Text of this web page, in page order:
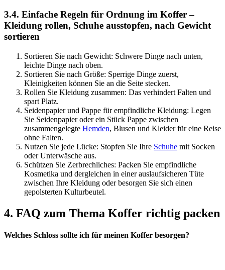
3.4. Einfache Regeln für Ordnung im Koffer –
Kleidung rollen, Schuhe ausstopfen, nach Gewicht
sortieren
Sortieren Sie nach Gewicht: Schwere Dinge nach unten,
leichte Dinge nach oben.
Sortieren Sie nach Größe: Sperrige Dinge zuerst,
Kleinigkeiten können Sie an die Seite stecken.
Rollen Sie Kleidung zusammen: Das verhindert Falten und
spart Platz.
Seidenpapier und Pappe für empfindliche Kleidung: Legen
Sie Seidenpapier oder ein Stück Pappe zwischen
zusammengelegte Hemden, Blusen und Kleider für eine Reise
ohne Falten.
Nutzen Sie jede Lücke: Stopfen Sie Ihre Schuhe mit Socken
oder Unterwäsche aus.
Schützen Sie Zerbrechliches: Packen Sie empfindliche
Kosmetika und dergleichen in einer auslaufsicheren Tüte
zwischen Ihre Kleidung oder besorgen Sie sich einen
gepolsterten Kulturbeutel.
4. FAQ zum Thema Koffer richtig packen
Welches Schloss sollte ich für meinen Koffer besorgen?